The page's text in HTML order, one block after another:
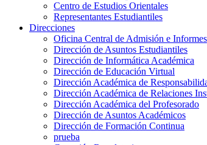
Centro de Estudios Orientales
Representantes Estudiantiles
Direcciones
Oficina Central de Admisión e Informes
Dirección de Asuntos Estudiantiles
Dirección de Informática Académica
Dirección de Educación Virtual
Dirección Académica de
Dirección Académica de Relaciones
Dirección Académica del Profesorado
Dirección de Asuntos Académicos
Dirección de Formación Continua
prueba